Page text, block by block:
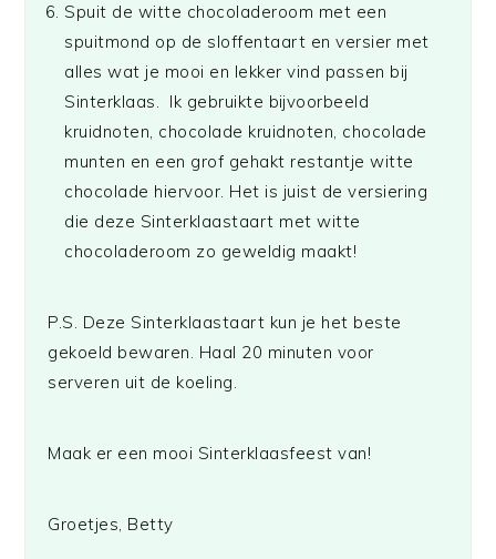
Spuit de witte chocoladeroom met een
spuitmond op de sloffentaart en versier met
alles wat je mooi en lekker vind passen bij
Sinterklaas. Ik gebruikte bijvoorbeeld
kruidnoten, chocolade kruidnoten, chocolade
munten en een grof gehakt restantje witte
chocolade hiervoor. Het is juist de versiering
die deze Sinterklaastaart met witte
chocoladeroom zo geweldig maakt!
P.S. Deze Sinterklaastaart kun je het beste
gekoeld bewaren. Haal 20 minuten voor
serveren uit de koeling.
Maak er een mooi Sinterklaasfeest van!
Groetjes, Betty